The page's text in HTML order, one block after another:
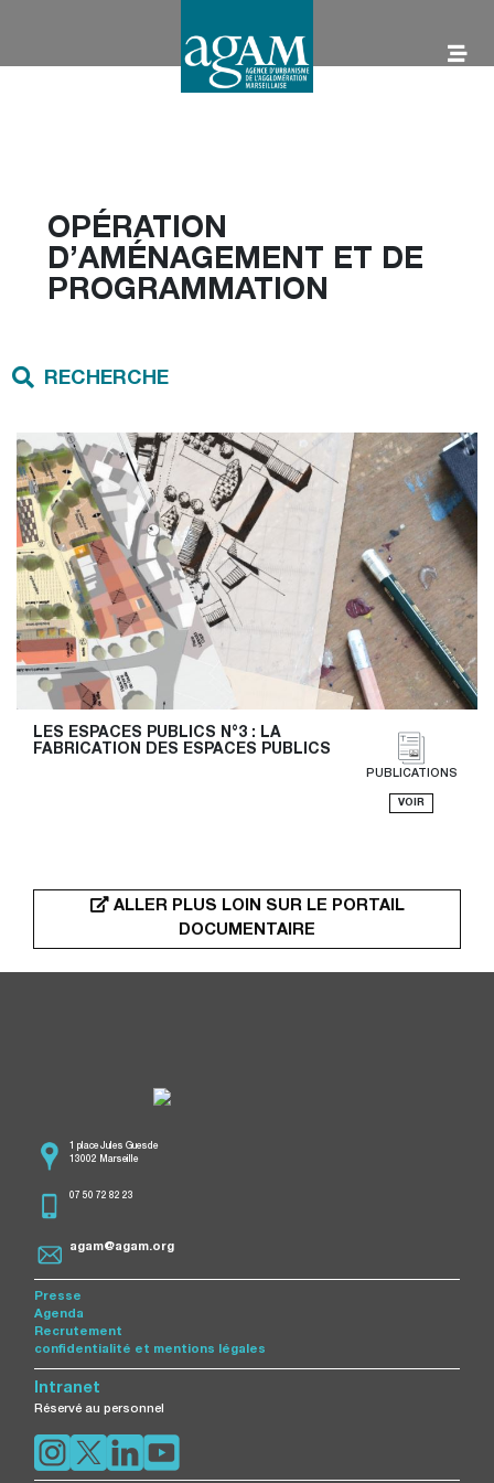
AGAM
OPÉRATION
D’AMÉNAGEMENT ET DE
PROGRAMMATION
RECHERCHE
LES ESPACES PUBLICS N°3 : LA
FABRICATION DES ESPACES PUBLICS
PUBLICATIONS
VOIR
ALLER PLUS LOIN SUR LE PORTAIL
DOCUMENTAIRE
1 place Jules Guesde
13002 Marseille
07 50 72 82 23
agam@agam.org
Presse
Agenda
Recrutement
confidentialité et mentions légales
Intranet
Réservé au personnel